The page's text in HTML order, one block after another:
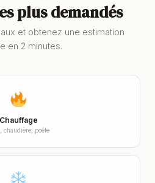
plus demandés
et obtenez une estimation
en 2 minutes.
Chauffage
chaudière, poêle